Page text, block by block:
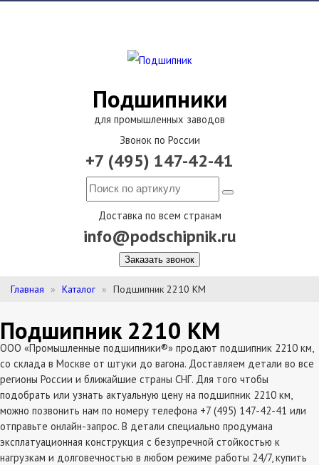
Подшипники
для промышленных заводов
Звонок по России
+7 (495) 147-42-41
Доставка по всем странам
info@podschipnik.ru
Заказать звонок
Главная Каталог Подшипник 2210 КМ
Подшипник 2210 КМ
ООО «Промышленные подшипники®» продают подшипник 2210 км,
со склада в Москве от штуки до вагона. Доставляем детали во все
регионы России и ближайшие страны СНГ. Для того чтобы
подобрать или узнать актуальную цену на подшипник 2210 км,
можно позвонить нам по номеру телефона +7 (495) 147-42-41 или
отправьте онлайн-запрос. В детали специально продумана
эксплатуационная конструкция с безупречной стойкостью к
нагрузкам и долговечностью в любом режиме работы 24/7, купить